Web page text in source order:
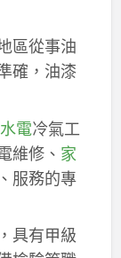
區從事油
確，油漆
電冷氣工
維修、 家
服務的專
具有甲級